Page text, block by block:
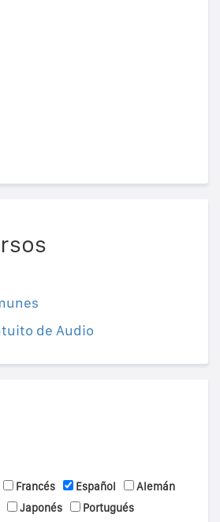
de Audio
Francés Español
Alemán
Japonés
Portugués